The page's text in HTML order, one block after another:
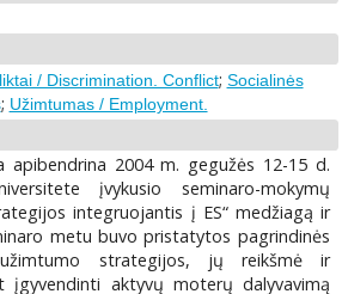
/ Discrimination. Conflict; Socialinės
; Užimtumas / Employment.
apibendrina 2004 m. gegužės 12-15 d.
įvykusio seminaro-mokymų
integruojantis į ES“ medžiagą ir
metu buvo pristatytos pagrindinės
strategijos, jų reikšmė ir
įgyvendinti aktyvų moterų dalyvavimą